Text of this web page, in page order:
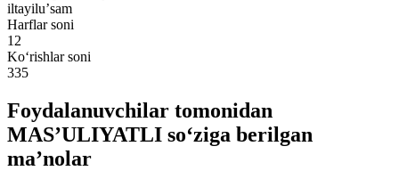
iltayiluʼsam
Harflar soni
12
Ko‘rishlar soni
335
Foydalanuvchilar tomonidan
MASʼULIYATLI so‘ziga berilgan
ma’nolar